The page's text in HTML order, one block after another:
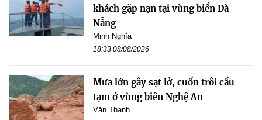
khách gặp nạn tại vùng biển Đà
Nẵng
Minh Nghĩa
18:33 08/08/2026
Mưa lớn gây sạt lở, cuốn trôi cầu
tạm ở vùng biên Nghệ An
Văn Thanh